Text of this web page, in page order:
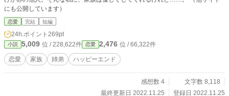
にも公開しています）
恋愛 完結 短編
24h.ポイント 269pt
小説 5,009 位 / 228,622件 恋愛 2,476 位 / 66,322件
恋愛 家族 姉弟 ハッピーエンド
感想数 4
文字数 8,118
最終更新日 2022.11.25
登録日 2022.11.25